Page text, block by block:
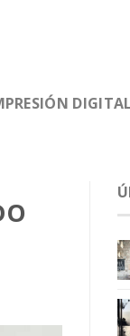
DIGITAL